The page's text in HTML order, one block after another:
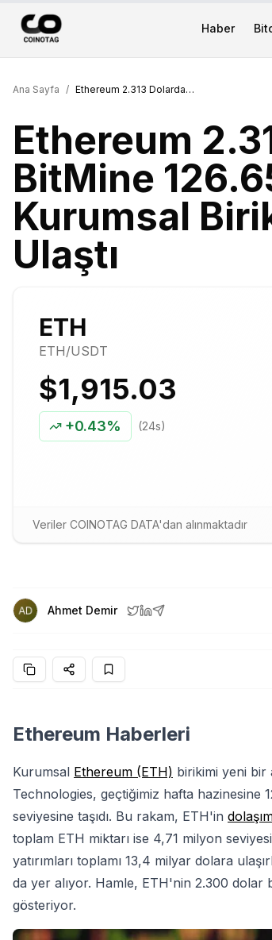
Haber
Ana Sayfa / Ethereum 2.313 Dolarda Sıkışırken BitMine 126.659 ETH Daha Aldı: Kurumsal Birikim 5,2 Milyon ETH'ye Ulaştı
Ethereum
BitMine
Kurumsal
Ulaştı
ETH
ETH/USDT
$1,915.03
+0.43% (24s)
Veriler COINOTAG DATA'dan alınmaktadır
Ahmet Demir
Ethereum Haberleri
Kurumsal Ethereum (ETH) birikimi yeni bir
Technologies, geçtiğimiz hafta hazinesine
seviyesine taşıdı. Bu rakam, ETH'in
toplam ETH miktarı ise 4,71 milyon
yatırımları toplamı 13,4 milyar dolara
da yer alıyor. Hamle, ETH'nin 2.300 dolar
gösteriyor.